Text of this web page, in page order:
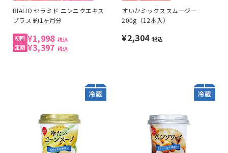
BIALIO セラミド ニンニクエキス
プラス 約1ヶ月分
¥1,998 税込
¥3,397 税込
すいかミックススムージー
200g（12本入）
¥2,304 税込